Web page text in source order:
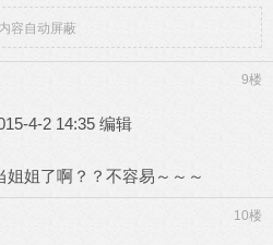
容自动屏蔽
9楼
4-2 14:35 编辑
姐了啊？？不容易～～～
10楼